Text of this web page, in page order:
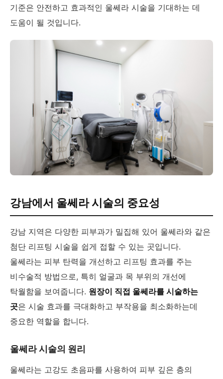
기준은 안전하고 효과적인 울쎄라 시술을 기대하는 데
도움이 될 것입니다.
강남에서 울쎄라 시술의 중요성
강남 지역은 다양한 피부과가 밀집해 있어 울쎄라와 같은
첨단 리프팅 시술을 쉽게 접할 수 있는 곳입니다.
울쎄라는 피부 탄력을 개선하고 리프팅 효과를 주는
비수술적 방법으로, 특히 얼굴과 목 부위의 개선에
탁월함을 보여줍니다. 원장이 직접 울쎄라를 시술하는
곳은 시술 효과를 극대화하고 부작용을 최소화하는데
중요한 역할을 합니다.
울쎄라 시술의 원리
울쎄라는 고강도 초음파를 사용하여 피부 깊은 층의